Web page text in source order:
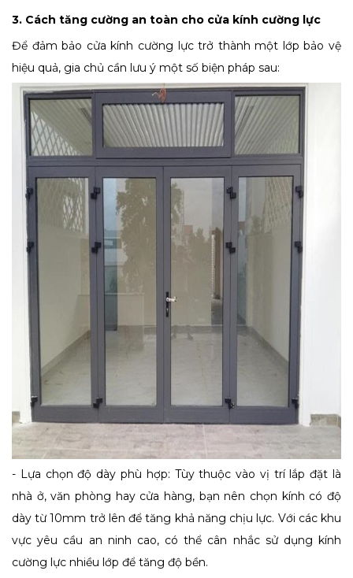
3. Cách tăng cường an toàn cho cửa kính cường lực
Để đảm bảo cửa kính cường lực trở thành một lớp bảo vệ
hiệu quả, gia chủ cần lưu ý một số biện pháp sau:
- Lựa chọn độ dày phù hợp: Tùy thuộc vào vị trí lắp đặt là
nhà ở, văn phòng hay cửa hàng, bạn nên chọn kính có độ
dày từ 10mm trở lên để tăng khả năng chịu lực. Với các khu
vực yêu cầu an ninh cao, có thể cân nhắc sử dụng kính
cường lực nhiều lớp để tăng độ bền.